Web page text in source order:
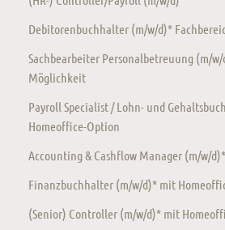
Debitorenbuchhalter (m/w/d)*
Sachbearbeiter Personalbetreuung (m/
Möglichkeit
Payroll Specialist / Lohn- und
Homeoffice-Option
Accounting & Cashflow Manager (m/w/
Finanzbuchhalter (m/w/d)* mit
(Senior) Controller (m/w/d)* mit